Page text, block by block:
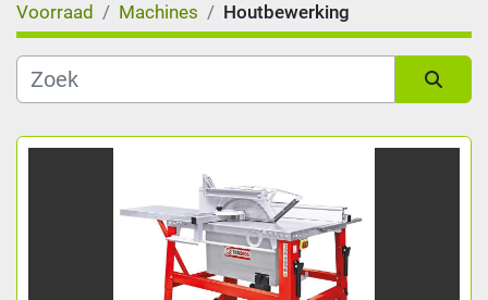
Categorie
Soort
Voorraad Machines Houtbewerking